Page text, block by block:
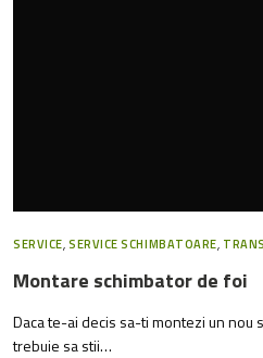
SERVICE,SERVICE SCHIMBATOARE,
Montare schimbator de foi
Daca te-ai decis sa-ti montezi un nou
trebuie sa stii…